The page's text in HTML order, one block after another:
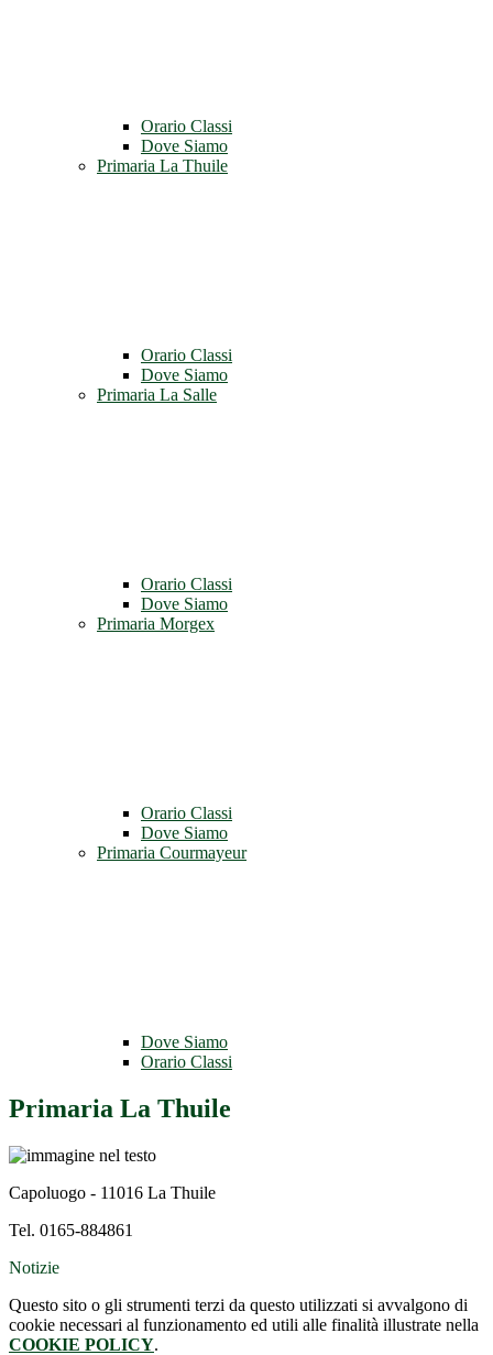
Orario Classi
Dove Siamo
Primaria La Thuile
Orario Classi
Dove Siamo
Primaria La Salle
Orario Classi
Dove Siamo
Primaria Morgex
Orario Classi
Dove Siamo
Primaria Courmayeur
Dove Siamo
Orario Classi
Primaria La Thuile
Capoluogo - 11016 La Thuile
Tel. 0165-884861
Notizie
Questo sito o gli strumenti terzi da questo utilizzati si avvalgono di
cookie necessari al funzionamento ed utili alle finalità illustrate nella
COOKIE POLICY.